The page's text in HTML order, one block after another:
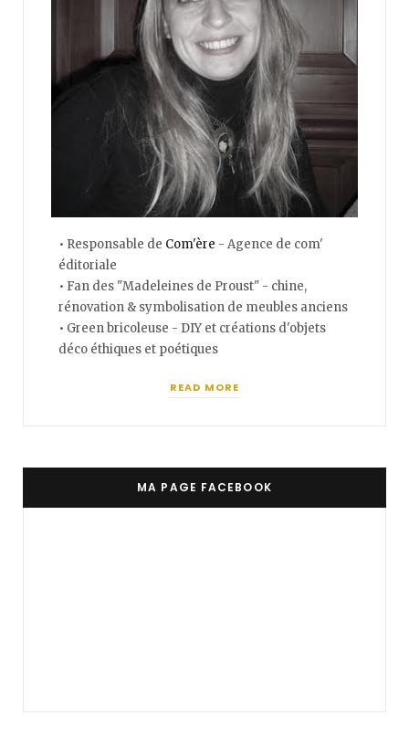
• Responsable de Com'ère - Agence de com'
éditoriale
• Fan des "Madeleines de Proust" - chine,
rénovation & symbolisation de meubles anciens
• Green bricoleuse - DIY et créations d'objets
déco éthiques et poétiques
READ MORE
MA PAGE FACEBOOK